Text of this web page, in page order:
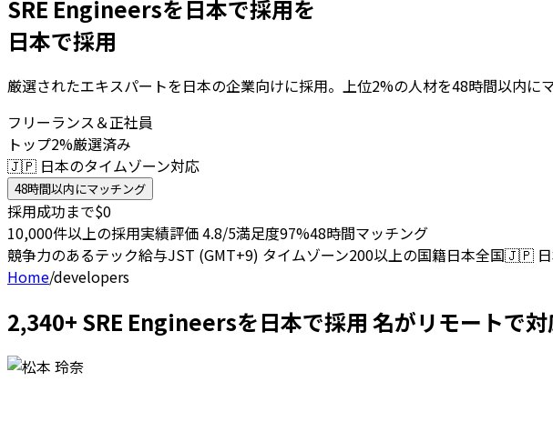
SRE Engineersを日本で採用を
日本で採用
厳選されたエキスパートを日本の企業向けに採用。上位2%の人材を48時間以内に
フリーランス＆正社員
トップ2%厳選済み
🇯🇵 日本のタイムゾーン対応
48時間以内にマッチング
採用成功まで$0
10,000件以上の採用実績評価 4.8/5満足度97%48時間マッチング
競争力のあるテック給与JST (GMT+9) タイムゾーン200以上の国籍日本全国🇯🇵
Home/developers
2,340+ SRE Engineersを日本で採用 名がリモートで対